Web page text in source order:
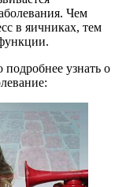
Чем
в яичниках, тем
узнать о